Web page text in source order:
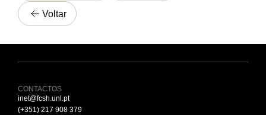
Voltar
CONTACTOS
inet@fcsh.unl.pt
(+351) 217 908 379